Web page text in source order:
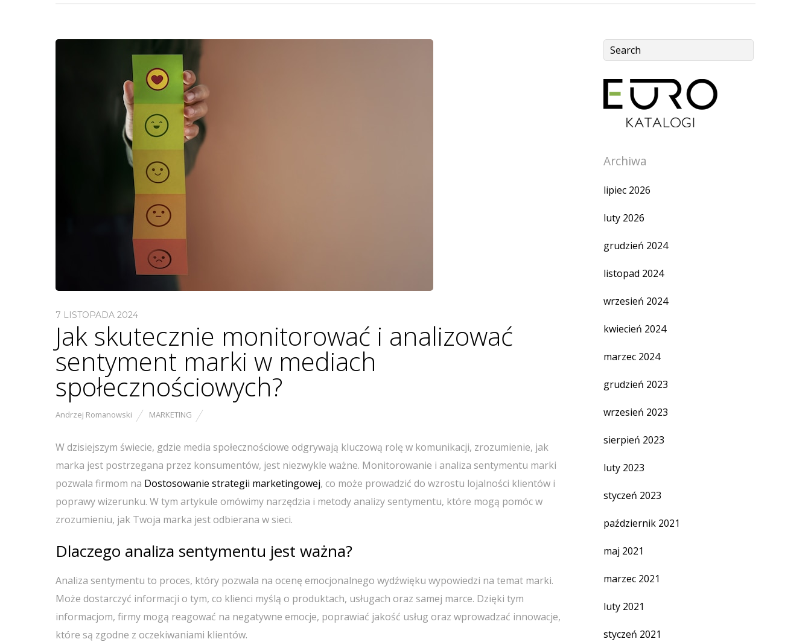
7 LISTOPADA 2024
Jak skutecznie monitorować i analizować
sentyment marki w mediach
społecznościowych?
Andrzej Romanowski MARKETING
W dzisiejszym świecie, gdzie media społecznościowe odgrywają kluczową rolę w komunikacji, zrozumienie, jak
marka jest postrzegana przez konsumentów, jest niezwykle ważne. Monitorowanie i analiza sentymentu marki
pozwala firmom na Dostosowanie strategii marketingowej, co może prowadzić do wzrostu lojalności klientów i
poprawy wizerunku. W tym artykule omówimy narzędzia i metody analizy sentymentu, które mogą pomóc w
zrozumieniu, jak Twoja marka jest odbierana w sieci.
Dlaczego analiza sentymentu jest ważna?
Analiza sentymentu to proces, który pozwala na ocenę emocjonalnego wydźwięku wypowiedzi na temat marki.
Może dostarczyć informacji o tym, co klienci myślą o produktach, usługach oraz samej marce. Dzięki tym
informacjom, firmy mogą reagować na negatywne emocje, poprawiać jakość usług oraz wprowadzać innowacje,
które są zgodne z oczekiwaniami klientów.
Archiwa
lipiec 2026
luty 2026
grudzień 2024
listopad 2024
wrzesień 2024
kwiecień 2024
marzec 2024
grudzień 2023
wrzesień 2023
sierpień 2023
luty 2023
styczeń 2023
październik 2021
maj 2021
marzec 2021
luty 2021
styczeń 2021